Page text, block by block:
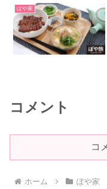
ぽや家
コメント
コ
ホーム ぽや家